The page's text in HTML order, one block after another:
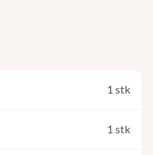
1 stk
1 stk